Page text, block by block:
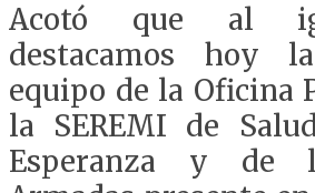
Acotó que al
destacamos hoy
equipo de la Oficina
la SEREMI de
Esperanza y de